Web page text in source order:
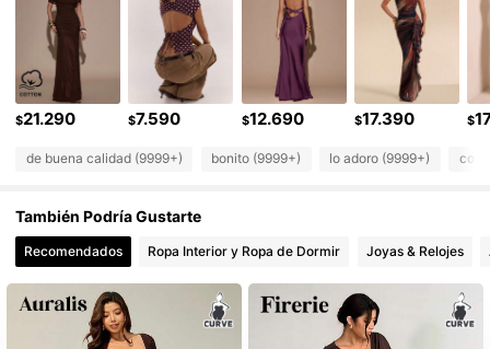
573K Seguidores
4,87 573K Seguidores
4,87
4,87 573K Seguidores
$21.290 $7.590 $12.690 $17.390 $
de buena calidad (9999+) bonito (9999+) lo adoro (9999+)
También Podría Gustarte
Recomendados Ropa Interior y Ropa de Dormir Joyas & Relojes